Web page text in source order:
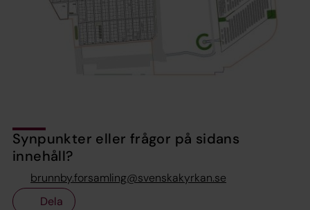
Synpunkter eller frågor på sidans
innehåll?
brunnby.forsamling@svenskakyrkan.se
Dela